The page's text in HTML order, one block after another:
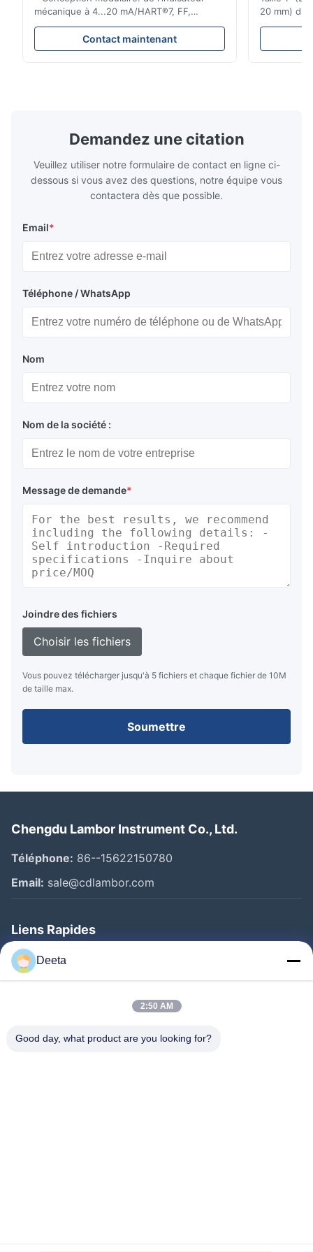
mécanique à 4...20 mA/HART®7, FF,
Profibus-PA et totalizateur * N'importe
quelle position d'installation: verticale,
horizontale ou dans les tuyaux
Contact maintenant
20 mm)
brides :
Demandez une citation
Veuillez utiliser notre formulaire de contact en ligne ci-
dessous si vous avez des questions, notre équipe vous
contactera dès que possible.
Email*
Téléphone / WhatsApp
Nom
Nom de la société :
Message de demande*
Joindre des fichiers
Choisir les fichiers
Vous pouvez télécharger jusqu'à 5 fichiers et chaque fichier de 10M
de taille max.
Soumettre
Chengdu Lambor Instrument Co., Ltd.
Téléphone: 86--15622150780
Email: sale@cdlambor.com
Liens Rapides
Aperçu
Produits
Visite D'usine
Deeta
2:50 AM
Good day, what product are you looking for?